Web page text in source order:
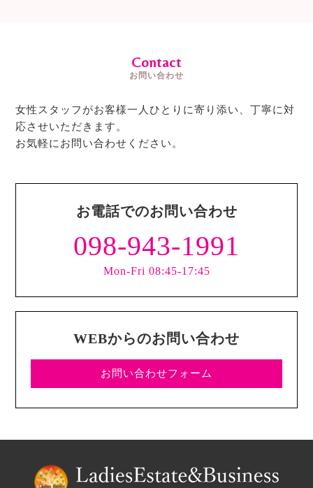
Contact
お問い合わせ
女性スタッフがお客様一人ひとりに寄り添い、丁寧に対
応させいただきます。
お気軽にお問い合わせください。
お電話でのお問い合わせ
098-943-1991
Mon-Fri 08:45-17:45
WEBからのお問い合わせ
お問い合わせフォーム